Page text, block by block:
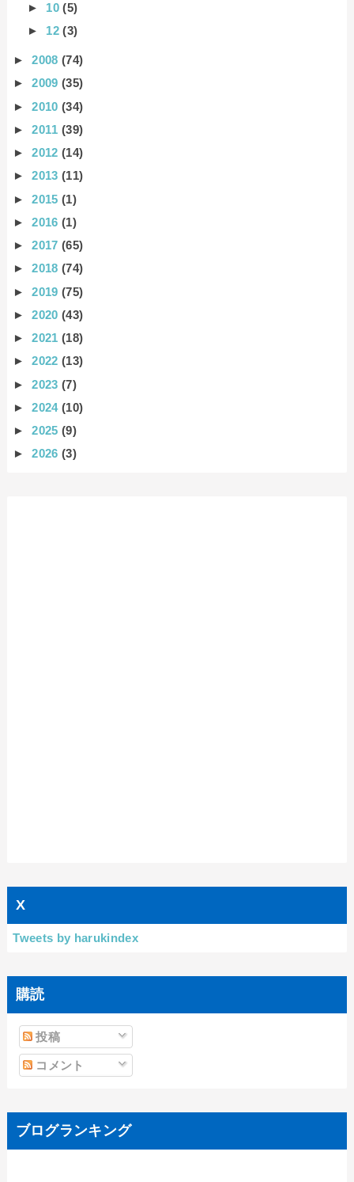
► 10(5)
► 12(3)
►2008(74)
►2009(35)
►2010(34)
►2011(39)
►2012(14)
►2013(11)
►2015(1)
►2016(1)
►2017(65)
►2018(74)
►2019(75)
►2020(43)
►2021(18)
►2022(13)
►2023(7)
►2024(10)
►2025(9)
►2026(3)
X
Tweets by harukindex
購読
投稿
コメント
ブログランキング